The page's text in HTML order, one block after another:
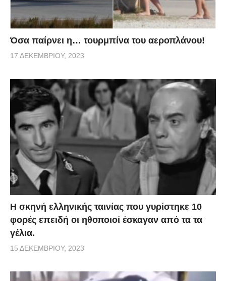
Όσα παίρνει η… τουρμπίνα του αεροπλάνου!
17 ΔΕΚΕΜΒΡΊΟΥ, 2023
H σκηνή ελληνικής ταινίας που γυρίστηκε 10
φορές επειδή οι ηθοποιοί έσκαγαν από τα τα
γέλια.
15 ΔΕΚΕΜΒΡΊΟΥ, 2023